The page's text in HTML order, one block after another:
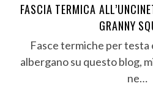
FASCIA TERMICA
GRANNY
Fasce termiche per
albergano su questo blog,
ne…